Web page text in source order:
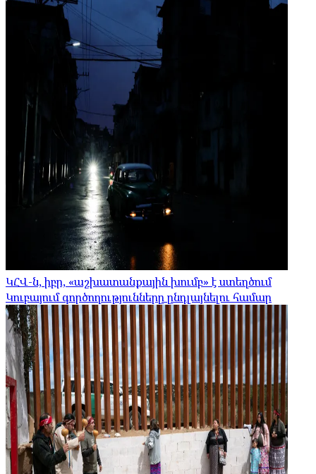
ԿՀՎ-ն, իբր, «աշխատանքային խումբ» է ստեղծում
Կուբայում գործողությունները ընդլայնելու համար